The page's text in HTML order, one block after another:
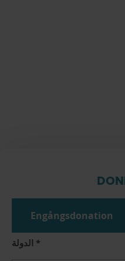
Engångsdonation
*